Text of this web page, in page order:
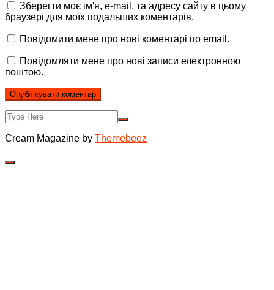
Зберегти моє ім'я, e-mail, та адресу сайту в цьому
браузері для моїх подальших коментарів.
Повідомити мене про нові коментарі по email.
Повідомляти мене про нові записи електронною
поштою.
Cream Magazine by Themebeez